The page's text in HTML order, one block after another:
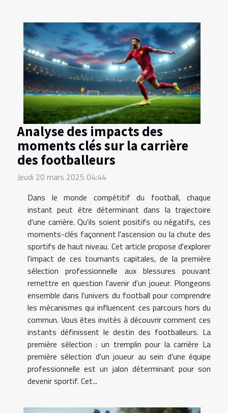
Analyse des impacts des
moments clés sur la carrière
des footballeurs
Jeudi 20 mars 2025 04:44
Dans le monde compétitif du football, chaque
instant peut être déterminant dans la trajectoire
d'une carrière. Qu'ils soient positifs ou négatifs, ces
moments-clés façonnent l'ascension ou la chute des
sportifs de haut niveau. Cet article propose d'explorer
l'impact de ces tournants capitales, de la première
sélection professionnelle aux blessures pouvant
remettre en question l'avenir d'un joueur. Plongeons
ensemble dans l'univers du football pour comprendre
les mécanismes qui influencent ces parcours hors du
commun. Vous êtes invités à découvrir comment ces
instants définissent le destin des footballeurs. La
première sélection : un tremplin pour la carrière La
première sélection d'un joueur au sein d'une équipe
professionnelle est un jalon déterminant pour son
devenir sportif. Cet...